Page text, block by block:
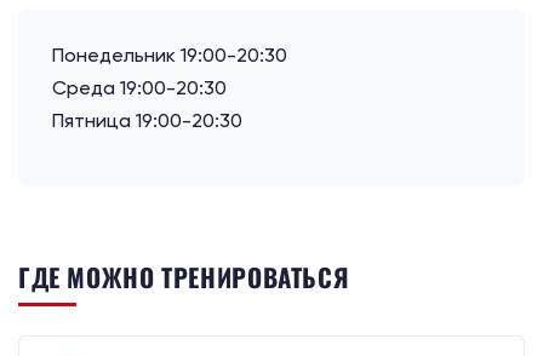
Понедельник 19:00-20:30
Среда 19:00-20:30
Пятница 19:00-20:30
ГДЕ МОЖНО ТРЕНИРОВАТЬСЯ